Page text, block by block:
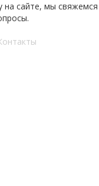
на сайте, мы